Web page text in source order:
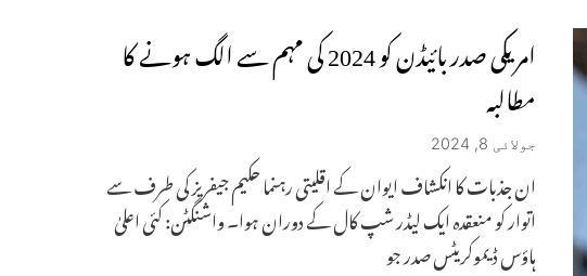
امریکی صدر بائیڈن کو 2024 کی مہم سے الگ ہونے کا
مطالبہ
جولائی 8, 2024
ان جذبات کا انکشاف ایوان کے اقلیتی رہنما حکیم جیفریز کی طرف سے
اتوار کو منعقدہ ایک لیڈر شپ کال کے دوران ہوا۔ واشنگٹن: کئی اعلیٰ
ہاؤس ڈیموکریٹس صدر جو